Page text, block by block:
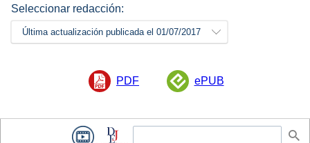
Seleccionar redacción:
Última actualización publicada el 01/07/2017
PDF ePUB